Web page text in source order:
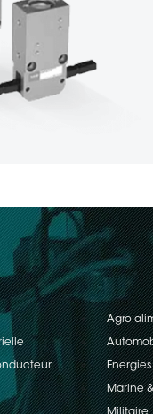
Agro-
Energies
Marine
Militaire